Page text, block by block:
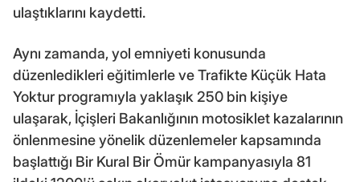
ulaştıklarını kaydetti.
Aynı zamanda, yol emniyeti konusunda
düzenledikleri eğitimlerle ve Trafikte Küçük Hata
Yoktur programıyla yaklaşık 250 bin kişiye
ulaşarak, İçişleri Bakanlığının motosiklet kazalarının
önlenmesine yönelik düzenlemeler kapsamında
başlattığı Bir Kural Bir Ömür kampanyasıyla 81